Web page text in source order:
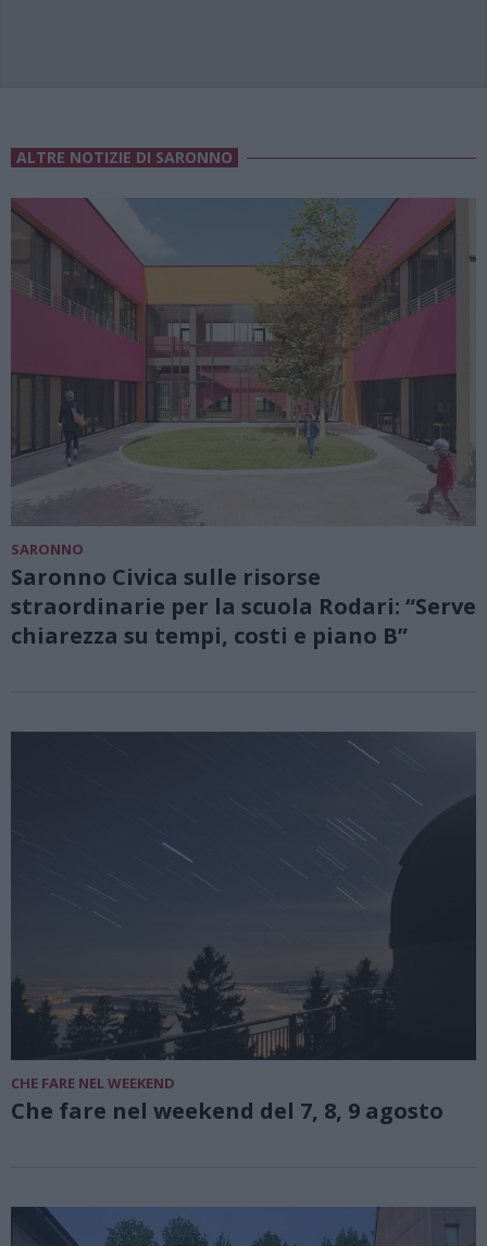
ALTRE NOTIZIE DI SARONNO
SARONNO
Saronno Civica sulle risorse
straordinarie per la scuola Rodari: “Serve
chiarezza su tempi, costi e piano B”
CHE FARE NEL WEEKEND
Che fare nel weekend del 7, 8, 9 agosto